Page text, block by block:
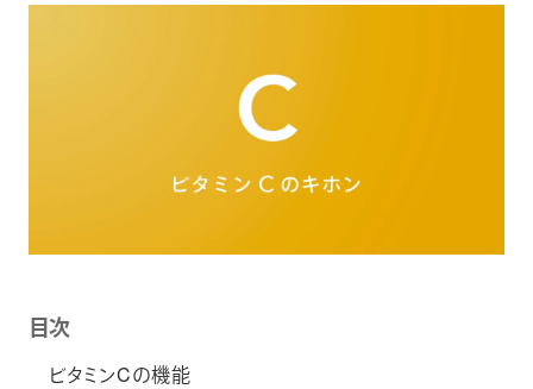
目次
ビタミンCの機能